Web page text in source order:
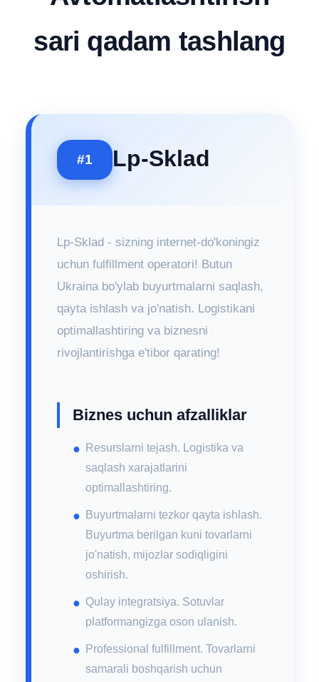
sari qadam tashlang
#1 Lp-Sklad
Lp-Sklad - sizning internet-do'koningiz
uchun fulfillment operatori! Butun
Ukraina bo'ylab buyurtmalarni saqlash,
qayta ishlash va jo'natish. Logistikani
optimallashtiring va biznesni
rivojlantirishga e'tibor qarating!
Biznes uchun afzalliklar
Resurslarni tejash. Logistika va
saqlash xarajatlarini
optimallashtiring.
Buyurtmalarni tezkor qayta ishlash.
Buyurtma berilgan kuni tovarlarni
jo'natish, mijozlar sodiqligini
oshirish.
Qulay integratsiya. Sotuvlar
platformangizga oson ulanish.
Professional fulfillment. Tovarlarni
samarali boshqarish uchun